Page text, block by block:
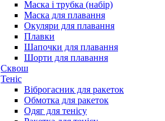
Маска і трубка (набір)
Маска для плавання
Окуляри для плавання
Плавки
Шапочки для плавання
Шорти для плавання
Сквош
Теніс
Віброгасник для ракеток
Обмотка для ракеток
Одяг для тенісу